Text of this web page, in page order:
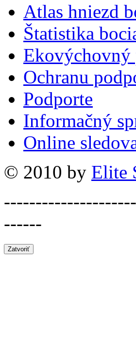
Atlas hniezd
Štatistika
Ekovýchovný
Ochranu
Podporte
Informačný
Online
© 2010 by Elite
------